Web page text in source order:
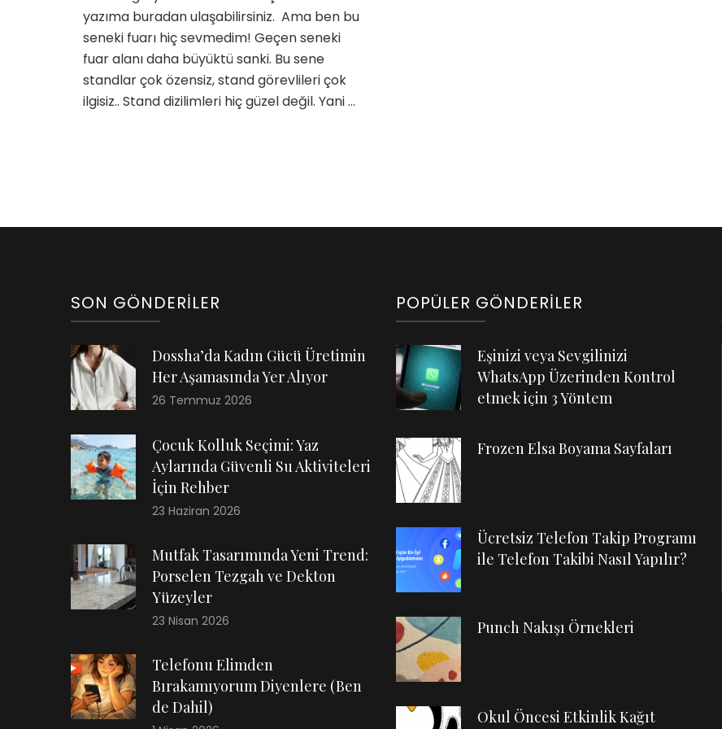
yazıma buradan ulaşabilirsiniz. Ama ben bu
seneki fuarı hiç sevmedim! Geçen seneki
fuar alanı daha büyüktü sanki. Bu sene
standlar çok özensiz, stand görevlileri çok
ilgisiz.. Stand dizilimleri hiç güzel değil. Yani …
SON GÖNDERILER
Dossha’da Kadın Gücü Üretimin
Her Aşamasında Yer Alıyor
26 Temmuz 2026
Çocuk Kolluk Seçimi: Yaz
Aylarında Güvenli Su Aktiviteleri
İçin Rehber
23 Haziran 2026
Mutfak Tasarımında Yeni Trend:
Porselen Tezgah ve Dekton
Yüzeyler
23 Nisan 2026
Telefonu Elimden
Bırakamıyorum Diyenlere (Ben
de Dahil)
POPÜLER GÖNDERILER
Eşinizi veya Sevgilinizi
WhatsApp Üzerinden Kontrol
etmek için 3 Yöntem
Frozen Elsa Boyama Sayfaları
Ücretsiz Telefon Takip Programı
ile Telefon Takibi Nasıl Yapılır?
Punch Nakışı Örnekleri
Okul Öncesi Etkinlik Kağıt